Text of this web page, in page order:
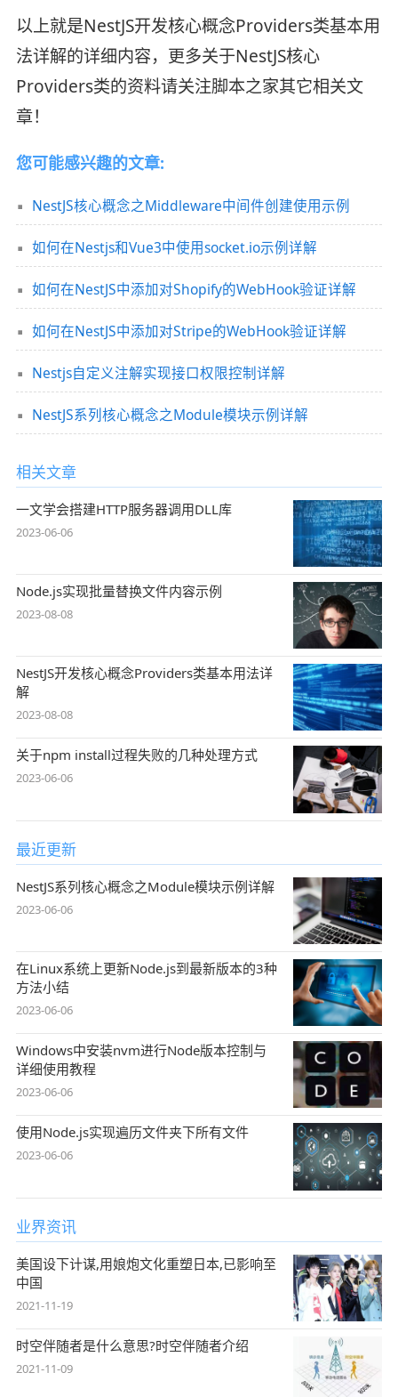
以上就是NestJS开发核心概念Providers类基本用
法详解的详细内容，更多关于NestJS核心
Providers类的资料请关注脚本之家其它相关文
章！
您可能感兴趣的文章:
NestJS核心概念之Middleware中间件创建使用示例
如何在Nestjs和Vue3中使用socket.io示例详解
如何在NestJS中添加对Shopify的WebHook验证详解
如何在NestJS中添加对Stripe的WebHook验证详解
Nestjs自定义注解实现接口权限控制详解
NestJS系列核心概念之Module模块示例详解
相关文章
一文学会搭建HTTP服务器调用DLL库
2023-06-06
Node.js实现批量替换文件内容示例
2023-08-08
NestJS开发核心概念Providers类基本用法详
解
2023-08-08
关于npm install过程失败的几种处理方式
2023-06-06
最近更新
NestJS系列核心概念之Module模块示例详解
2023-06-06
在Linux系统上更新Node.js到最新版本的3种
方法小结
2023-06-06
Windows中安装nvm进行Node版本控制与
详细使用教程
2023-06-06
使用Node.js实现遍历文件夹下所有文件
2023-06-06
业界资讯
美国设下计谋,用娘炮文化重塑日本,已影响至
中国
2021-11-19
时空伴随者是什么意思?时空伴随者介绍
2021-11-09